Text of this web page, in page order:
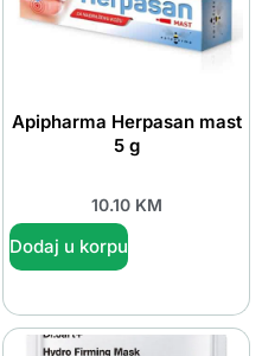
Apipharma Herpasan mast
5 g
10.10 KM
Dodaj u korpu